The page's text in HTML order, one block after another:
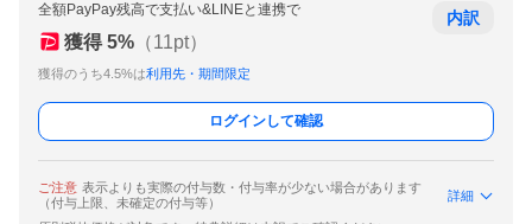
全額PayPay残高で支払い&LINEと連携で
獲得 5% （11pt）
獲得のうち4.5%は利用先・期間限定
内訳
ログインして確認
ご注意 表示よりも実際の付与数・付与率が少ない場合があります
（付与上限、未確定の付与等）
詳細